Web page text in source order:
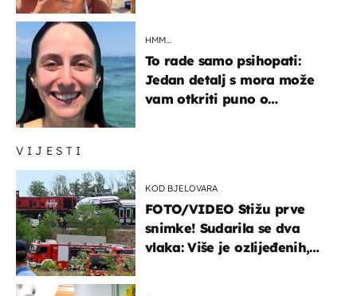
VIJESTI
KOD BJELOVARA
FOTO/VIDEO Stižu prve
snimke! Sudarila se dva
vlaka: Više je ozlijeđenih,
HMM…
To rade samo psihopati:
Jedan detalj s mora može
vam otkriti puno o